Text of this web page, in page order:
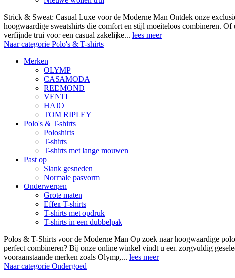
Strick & Sweat: Casual Luxe voor de Moderne Man Ontdek onze
hoogwaardige sweatshirts die comfort en stijl moeiteloos combineren. Of
verfijnde trui voor een casual zakelijke... lees meer
Naar categorie Polo's & T-shirts
Merken
OLYMP
CASAMODA
REDMOND
VENTI
HAJO
TOM RIPLEY
Polo's & T-shirts
Poloshirts
T-shirts
T-shirts met lange mouwen
Past op
Slank gesneden
Normale pasvorm
Onderwerpen
Grote maten
Effen T-shirts
T-shirts met opdruk
T-shirts in een dubbelpak
Polos & T-Shirts voor de Moderne Man Op zoek naar hoogwaardige
perfect combineren? Bij onze online winkel vindt u een zorgvuldig
vooraanstaande merken zoals Olymp,... lees meer
Naar categorie Ondergoed